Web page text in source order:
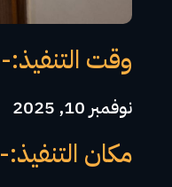
وقت التنفيذ:-
نوفمبر 10, 2025
مكان التنفيذ:-